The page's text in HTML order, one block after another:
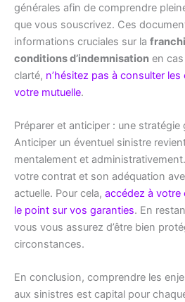
générales afin de comprendre
que vous souscrivez. Ces
informations cruciales sur la
conditions d’indemnisation en
clarté, n’hésitez pas à consulter
votre mutuelle.
Préparer et anticiper : une stratégie
Anticiper un éventuel sinistre
mentalement et
votre contrat et son adéquation
actuelle. Pour cela, accédez à votre
le point sur vos garanties. En
vous vous assurez d’être bien
circonstances.
En conclusion, comprendre les
aux sinistres est capital pour